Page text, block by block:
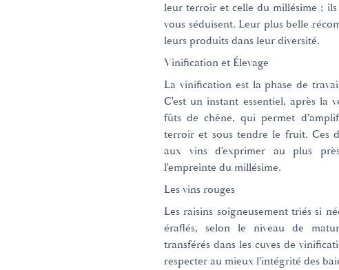
leur terroir et celle du millésime ;
vous séduisent. Leur plus belle
leurs produits dans leur diversité.
Vinification et Élevage
La vinification est la phase de
C'est un instant essentiel, après la
fûts de chêne, qui permet
terroir et sous tendre le fruit. Ces
aux vins d'exprimer au plus
l'empreinte du millésime.
Les vins rouges
Les raisins soigneusement triés si
éraflés, selon le niveau de
transférés dans les cuves de
respecter au mieux l'intégrité des